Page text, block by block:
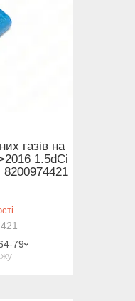
газів на
1.5dCi
79